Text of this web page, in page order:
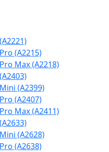
(A2215)
Max (A2218)
(A2399)
(A2407)
Max (A2411)
(A2628)
(A2638)